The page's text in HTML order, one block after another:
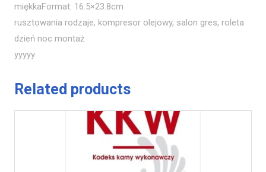
miękkaFormat: 16.5×23.8cm
rusztowania rodzaje, kompresor olejowy, salon gres, roleta
dzień noc montaż
yyyyy
Related products